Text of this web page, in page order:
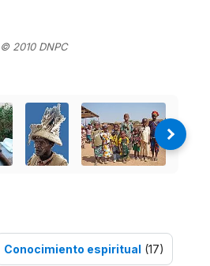
© 2010 DNPC
Conocimiento espiritual (17)